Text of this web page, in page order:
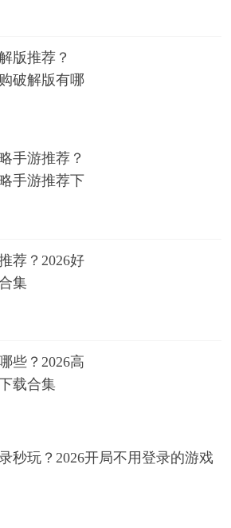
版推荐？
破解版有哪
手游推荐？
手游推荐下
荐？2026好
集
些？2026高
载合集
秒玩？2026开局不用登录的游戏